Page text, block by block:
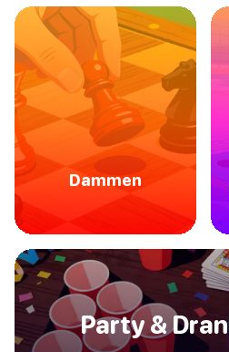
Dammen
Party &